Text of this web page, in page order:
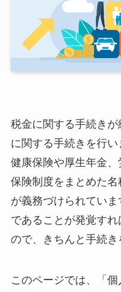
税金に関する手続き
に関する手続きを行い
健康保険や厚生年金
保険制度をまとめた
が義務づけられてい
であることが発覚す
ので、きちんと手続き
このページでは、「